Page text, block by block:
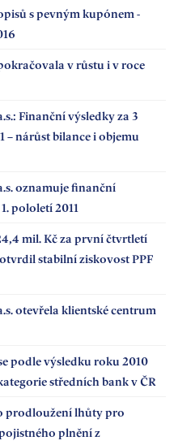
s pevným kupónem -
v růstu i v roce
Finanční výsledky za 3
– nárůst bilance i objemu
oznamuje finanční
pololetí 2011
mil. Kč za první čtvrtletí
stabilní ziskovost PPF
otevřela klientské centrum
podle výsledku roku 2010
středních bank v ČR
prodloužení lhůty pro
plnění z